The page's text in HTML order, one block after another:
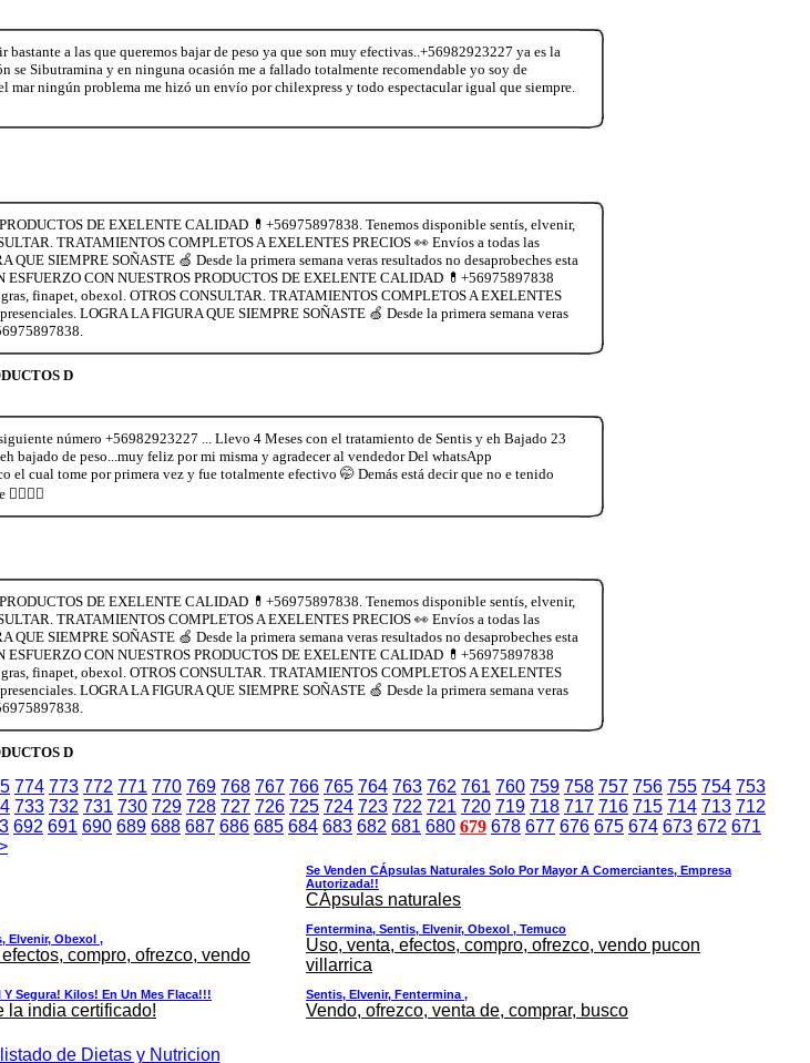
a las que queremos bajar de peso ya que son muy efectivas..+56982923227 ya es la
se Sibutramina y en ninguna ocasión me a fallado totalmente recomendable yo soy de
mar ningún problema me hizó un envío por chilexpress y todo espectacular igual que siempre.
DE EXELENTE CALIDAD 💊+56975897838. Tenemos disponible sentís, elvenir,
TRATAMIENTOS COMPLETOS A EXELENTES PRECIOS 👀 Envíos a todas las
QUE SIEMPRE SOÑASTE 🍏 Desde la primera semana veras resultados no desaprobeches esta
CON NUESTROS PRODUCTOS DE EXELENTE CALIDAD 💊+56975897838
finapet, obexol. OTROS CONSULTAR. TRATAMIENTOS COMPLETOS A EXELENTES
LOGRA LA FIGURA QUE SIEMPRE SOÑASTE 🍏 Desde la primera semana veras
D
número +56982923227 ... Llevo 4 Meses con el tratamiento de Sentis y eh Bajado 23
bajado de peso...muy feliz por mi misma y agradecer al vendedor Del whatsApp
el cual tome por primera vez y fue totalmente efectivo 🤭 Demás está decir que no e tenido
DE EXELENTE CALIDAD 💊+56975897838. Tenemos disponible sentís, elvenir,
TRATAMIENTOS COMPLETOS A EXELENTES PRECIOS 👀 Envíos a todas las
QUE SIEMPRE SOÑASTE 🍏 Desde la primera semana veras resultados no desaprobeches esta
CON NUESTROS PRODUCTOS DE EXELENTE CALIDAD 💊+56975897838
finapet, obexol. OTROS CONSULTAR. TRATAMIENTOS COMPLETOS A EXELENTES
LOGRA LA FIGURA QUE SIEMPRE SOÑASTE 🍏 Desde la primera semana veras
D
774 773 772 771 770 769 768 767 766 765 764 763 762 761 760 759 758 757 756 755 754 753
733 732 731 730 729 728 727 726 725 724 723 722 721 720 719 718 717 716 715 714 713 712
692 691 690 689 688 687 686 685 684 683 682 681 680 679 678 677 676 675 674 673 672 671
Se Venden CÁpsulas Naturales Solo Por Mayor A Comerciantes, Empresa
Autorizada!!
CÁpsulas naturales
Elvenir, Obexol ,
compro, ofrezco, vendo
Fentermina, Sentis, Elvenir, Obexol , Temuco
Uso, venta, efectos, compro, ofrezco, vendo pucon
villarrica
Y Segura! Kilos! En Un Mes Flaca!!!
la india certificado!
Sentis, Elvenir, Fentermina ,
Vendo, ofrezco, venta de, comprar, busco
de Dietas y Nutricion